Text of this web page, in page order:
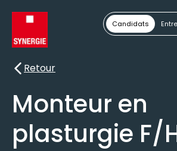
Candidats
Retour
Retour
Monteur en
plasturgie F/